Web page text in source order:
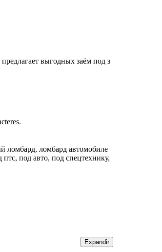
выгодных заём под з
ломбард, ломбард автомобиле
птс, под авто, под спецтехнику,
Expandir